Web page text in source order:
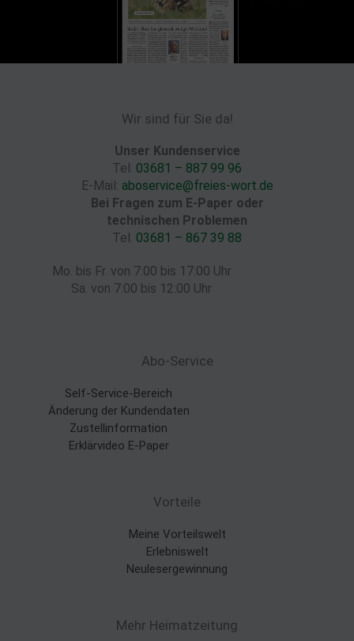
Wir sind für Sie da!
Unser Kundenservice
Tel. 03681 – 887 99 96
E-Mail: aboservice@freies-wort.de
Bei Fragen zum E-Paper oder
technischen Problemen
Tel. 03681 – 867 39 88
Mo. bis Fr. von 7:00 bis 17:00 Uhr
Sa. von 7:00 bis 12:00 Uhr
Abo-Service
Self-Service-Bereich
Änderung der Kundendaten
Zustellinformation
Erklärvideo E-Paper
Vorteile
Meine Vorteilswelt
Erlebniswelt
Neulesergewinnung
Mehr Heimatzeitung